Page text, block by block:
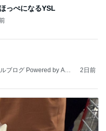
っぺになるYSL
ブログ Powered by Ame
2日前